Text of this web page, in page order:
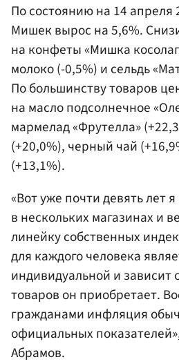
По состоянию на 14 апреля
Мишек вырос на 5,6%.
на конфеты «Мишка
молоко (-0,5%) и сельдь
По большинству товаров
на масло подсолнечное
мармелад «Фрутелла»
(+20,0%), черный чай
(+13,1%).
«Вот уже почти девять лет
в нескольких магазинах и
линейку собственных
для каждого человека
индивидуальной и зависит
товаров он приобретает.
гражданами инфляция
официальных
Абрамов.